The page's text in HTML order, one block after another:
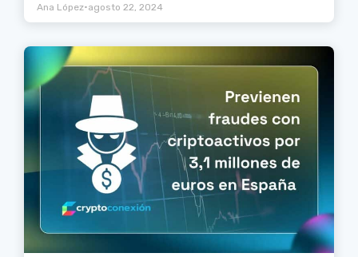
Ana López•agosto 22, 2024